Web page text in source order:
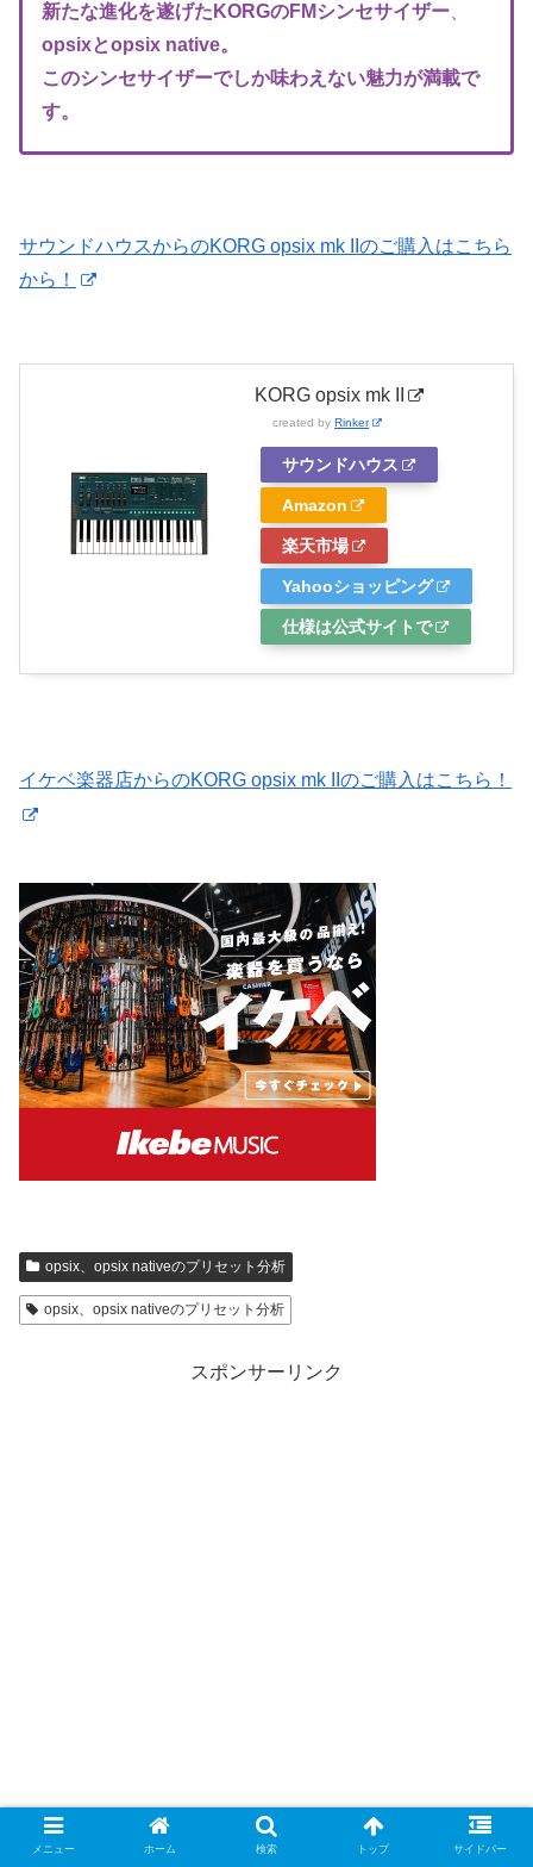
新たな進化を遂げたKORGのFMシンセサイザー
opsixとopsix native。
このシンセサイザーでしか味わえない魅力が満載で
す。
サウンドハウスからのKORG opsix mk IIのご購入はこちら
から！
KORG opsix mk II
created by Rinker
サウンドハウス
Amazon
楽天市場
Yahooショッピング
仕様は公式サイトで
イケベ楽器店からのKORG opsix mk IIのご購入はこちら！
opsix、opsix nativeのプリセット分析
opsix、opsix nativeのプリセット分析
スポンサーリンク
メニュー ホーム 検索 トップ サイドバー